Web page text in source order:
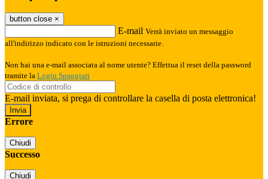
button close ×
E-mail Verrà inviato un messaggio
all'indirizzo indicato con le istruzioni necessarie.
Non hai una e-mail associata al nome utente? Effettua il reset della password
tramite la Login Spaggiari
E-mail inviata, si prega di controllare la casella di posta elettronica!
Errore
Chiudi
Successo
Chiudi